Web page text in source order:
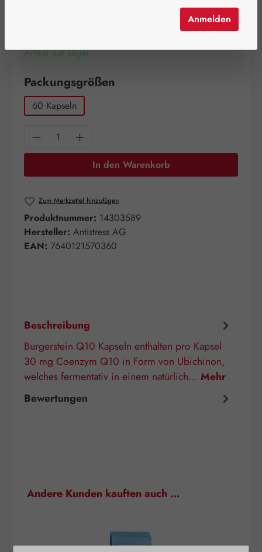
(1.784,21 € / 1 Kilogramm)
Artikel auf Lager.
Packungsgrößen
60 Kapseln
Produkt Anzahl: Gib den gewünschten
In den Warenkorb
Zum Merkzettel hinzufügen
Produktnummer: 14303589
Hersteller: Antistress AG
EAN: 7640121570360
Beschreibung
Burgerstein Q10 Kapseln enthalten pro Kapsel
30 mg Coenzym Q10 in Form von Ubichinon,
welches fermentativ in einem natürlich… Mehr
Bewertungen
Produktgalerie überspringen
Andere Kunden kauften auch …
Anmelden